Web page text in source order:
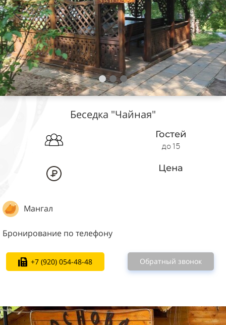
Беседка "Чайная"
Гостей
до 15
Цена
Мангал
Бронирование по телефону
+7 (920) 054-48-48 Обратный звонок